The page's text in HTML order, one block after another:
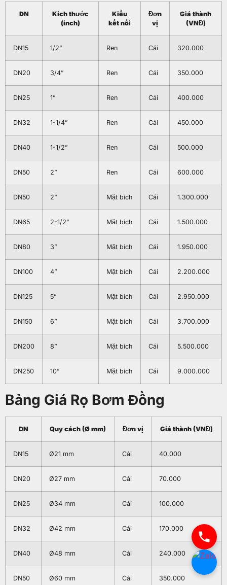
DN
Kích thước
(inch)
Kiểu
kết nối
Đơn
vị
Giá thành
(VNĐ)
DN15 1/2” Ren Cái 320.000
DN20 3/4” Ren Cái 350.000
DN25 1” Ren Cái 400.000
DN32 1-1/4” Ren Cái 450.000
DN40 1-1/2” Ren Cái 500.000
DN50 2” Ren Cái 600.000
DN50 2” Mặt bích Cái 1.300.000
DN65 2-1/2” Mặt bích Cái 1.500.000
DN80 3” Mặt bích Cái 1.950.000
DN100 4” Mặt bích Cái 2.200.000
DN125 5” Mặt bích Cái 2.950.000
DN150 6” Mặt bích Cái 3.700.000
DN200 8” Mặt bích Cái 5.500.000
DN250 10” Mặt bích Cái 9.000.000
Bảng Giá Rọ Bơm Đồng
DN Quy cách (Ø mm) Đơn vị Giá thành (VNĐ)
DN15 Ø21 mm Cái 40.000
DN20 Ø27 mm Cái 70.000
DN25 Ø34 mm Cái 100.000
DN32 Ø42 mm Cái 170.000
DN40 Ø48 mm Cái 240.000
DN50 Ø60 mm Cái 350.000